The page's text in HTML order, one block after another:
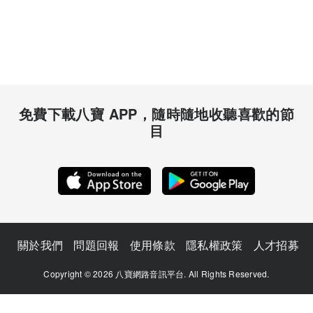
免費下載八寶 APP，隨時隨地收聽喜歡的節
目
關於我們 問題回報 使用條款 隱私權政策 人才招募
Copyright © 2026 八寶網路音訊平台. All Rights Reserved.